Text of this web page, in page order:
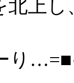
北上
り